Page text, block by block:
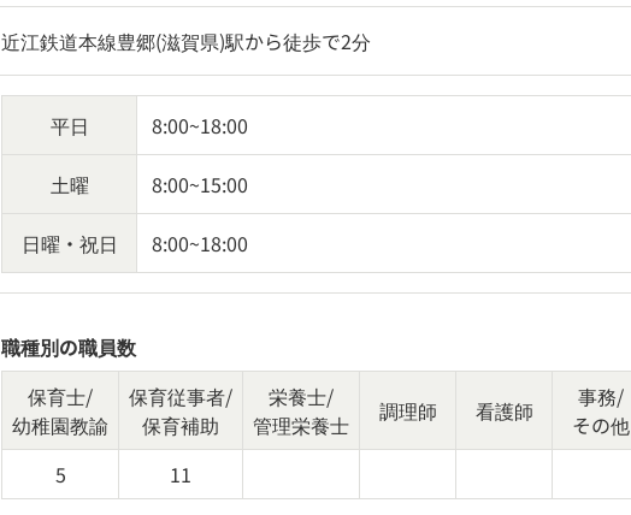
近江鉄道本線豊郷(滋賀県)駅から徒歩で2分
平日 8:00~18:00
土曜 8:00~15:00
日曜・祝日 8:00~18:00
職種別の職員数
保育士/
幼稚園教諭
保育従事者/
保育補助
栄養士/
管理栄養士
調理師 看護師
事務/
その他
5
11